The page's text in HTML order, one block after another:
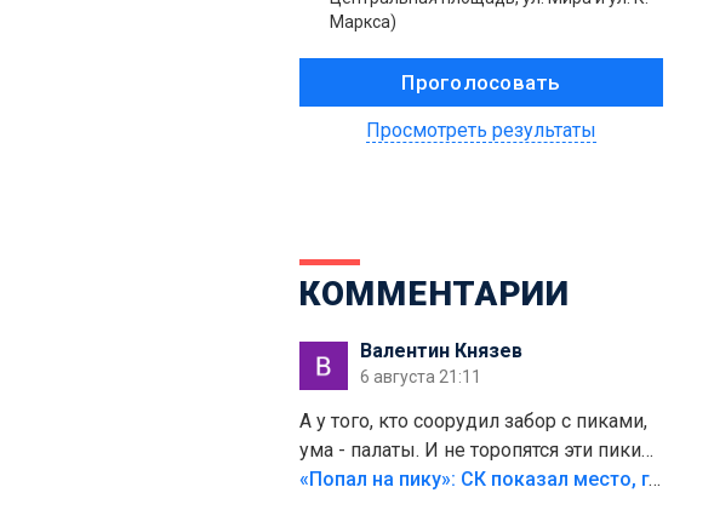
Маркса)
Просмотреть результаты
КОММЕНТАРИИ
Валентин Князев
6 августа 21:11
А у того, кто соорудил забор с пиками,
ума - палаты. И не торопятся эти пики
срезать
«Попал на пику»: СК показал место, где был смертельно травмирован ребенок в Тольятти